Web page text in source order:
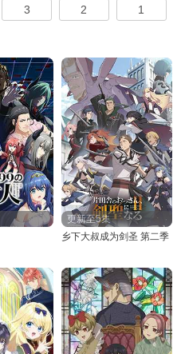
3 2 1
更新至5集
乡下大叔成为剑圣 第二季